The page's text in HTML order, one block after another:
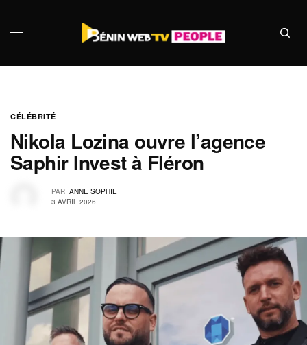
CÉLÉBRITÉ
Nikola Lozina ouvre l’agence
Saphir Invest à Fléron
PAR ANNE SOPHIE
3 AVRIL 2026